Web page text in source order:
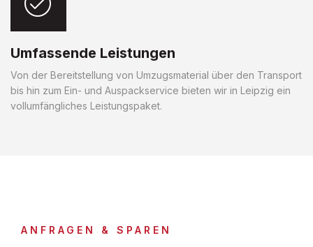
Umfassende Leistungen
Von der Bereitstellung von Umzugsmaterial über den Transport
bis hin zum Ein- und Auspackservice bieten wir in Leipzig ein
vollumfängliches Leistungspaket.
ANFRAGEN & SPAREN